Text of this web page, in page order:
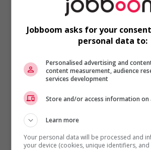
Pourquoi il est
Jobboom asks for your
personal data to:
Personalised advertising and
content measurement, audience
services development
Store and/or access information on
Learn more
Your personal data will be processed and
your device (cookies, unique identifiers,